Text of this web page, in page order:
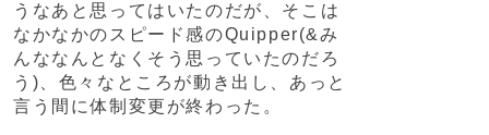
うなあと思ってはいたのだが、そこは
なかなかのスピード感のQuipper(&み
んななんとなくそう思っていたのだろ
う)、色々なところが動き出し、あっと
言う間に体制変更が終わった。